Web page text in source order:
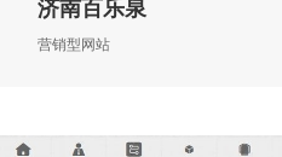
济南百乐泉
营销型网站